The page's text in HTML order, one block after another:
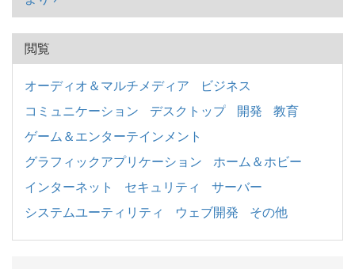
閲覧
オーディオ＆マルチメディア
ビジネス
コミュニケーション
デスクトップ 開発
教育
ゲーム＆エンターテインメント
グラフィックアプリケーション
ホーム＆ホビー
インターネット
セキュリティ
サーバー
システムユーティリティ
ウェブ開発 その他